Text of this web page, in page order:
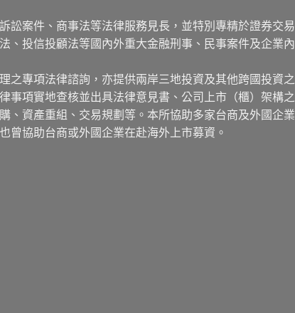
訟案件、商事法等法律服務見長，並特別專精於證券交易
、投信投顧法等國內外重大金融刑事、民事案件及企業內
之專項法律諮詢，亦提供兩岸三地投資及其他跨國投資之
事項實地查核並出具法律意見書、公司上市（櫃）架構之
、資產重組、交易規劃等。本所協助多家台商及外國企業
曾協助台商或外國企業在赴海外上市募資。